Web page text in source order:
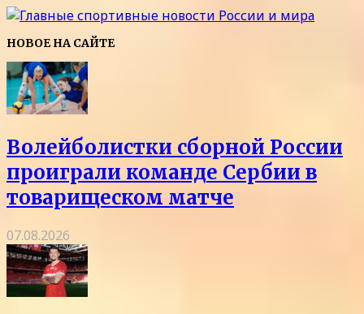
НОВОЕ НА САЙТЕ
Волейболистки сборной России
проиграли команде Сербии в
товарищеском матче
07.08.2026